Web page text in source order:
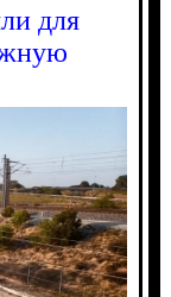
для